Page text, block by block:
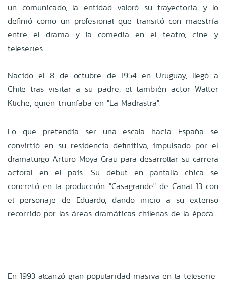
un comunicado, la entidad valoró su trayectoria y lo
definió como un profesional que transitó con maestría
entre el drama y la comedia en el teatro, cine y
teleseries.
Nacido el 8 de octubre de 1954 en Uruguay, llegó a
Chile tras visitar a su padre, el también actor Walter
Kliche, quien triunfaba en "La Madrastra".
Lo que pretendía ser una escala hacia España se
convirtió en su residencia definitiva, impulsado por el
dramaturgo Arturo Moya Grau para desarrollar su carrera
actoral en el país. Su debut en pantalla chica se
concretó en la producción "Casagrande" de Canal 13 con
el personaje de Eduardo, dando inicio a su extenso
recorrido por las áreas dramáticas chilenas de la época.
En 1993 alcanzó gran popularidad masiva en la teleserie